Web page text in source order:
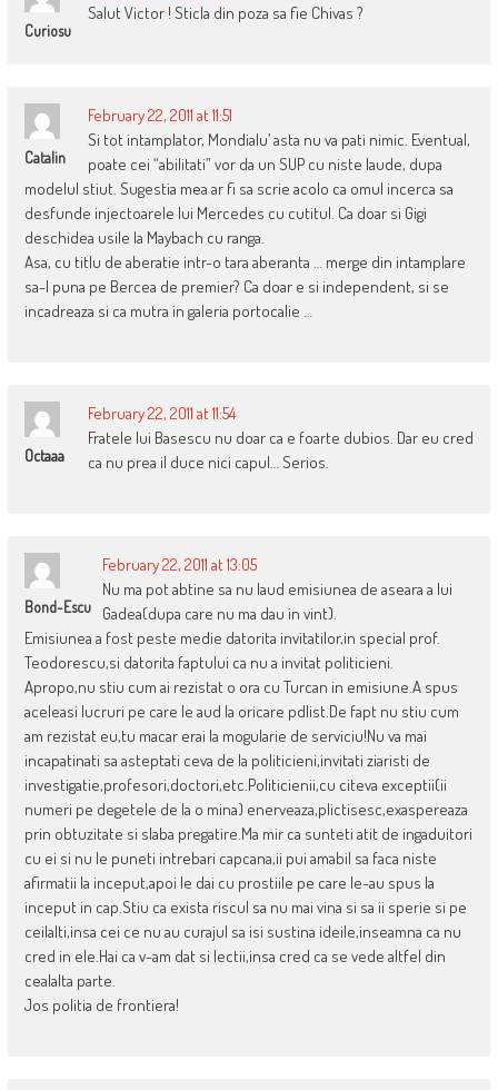
Curiosu
Salut Victor ! Sticla din poza sa fie Chivas ?
Catalin
February 22, 2011 at 11:51
Si tot intamplator, Mondialu’ asta nu va pati nimic. Eventual,
poate cei “abilitati” vor da un SUP cu niste laude, dupa
modelul stiut. Sugestia mea ar fi sa scrie acolo ca omul incerca sa
desfunde injectoarele lui Mercedes cu cutitul. Ca doar si Gigi
deschidea usile la Maybach cu ranga.
Asa, cu titlu de aberatie intr-o tara aberanta … merge din intamplare
sa-l puna pe Bercea de premier? Ca doar e si independent, si se
incadreaza si ca mutra in galeria portocalie …
Octaaa
February 22, 2011 at 11:54
Fratele lui Basescu nu doar ca e foarte dubios. Dar eu cred
ca nu prea il duce nici capul… Serios.
Bond-Escu
February 22, 2011 at 13:05
Nu ma pot abtine sa nu laud emisiunea de aseara a lui
Gadea(dupa care nu ma dau in vint).
Emisiunea a fost peste medie datorita invitatilor,in special prof.
Teodorescu,si datorita faptului ca nu a invitat politicieni.
Apropo,nu stiu cum ai rezistat o ora cu Turcan in emisiune.A spus
aceleasi lucruri pe care le aud la oricare pdlist.De fapt nu stiu cum
am rezistat eu,tu macar erai la mogularie de serviciu!Nu va mai
incapatinati sa asteptati ceva de la politicieni,invitati ziaristi de
investigatie,profesori,doctori,etc.Politicienii,cu citeva exceptii(ii
numeri pe degetele de la o mina) enerveaza,plictisesc,exaspereaza
prin obtuzitate si slaba pregatire.Ma mir ca sunteti atit de ingaduitori
cu ei si nu le puneti intrebari capcana,ii pui amabil sa faca niste
afirmatii la inceput,apoi le dai cu prostiile pe care le-au spus la
inceput in cap.Stiu ca exista riscul sa nu mai vina si sa ii sperie si pe
ceilalti,insa cei ce nu au curajul sa isi sustina ideile,inseamna ca nu
cred in ele.Hai ca v-am dat si lectii,insa cred ca se vede altfel din
cealalta parte.
Jos politia de frontiera!